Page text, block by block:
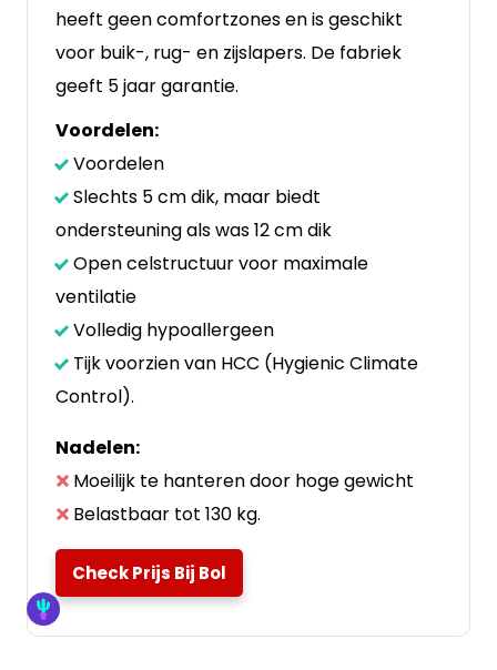
heeft geen comfortzones en is geschikt
voor buik-, rug- en zijslapers. De fabriek
geeft 5 jaar garantie.
Voordelen:
Voordelen
Slechts 5 cm dik, maar biedt
ondersteuning als was 12 cm dik
Open celstructuur voor maximale
ventilatie
Volledig hypoallergeen
Tijk voorzien van HCC (Hygienic Climate
Control).
Nadelen:
Moeilijk te hanteren door hoge gewicht
Belastbaar tot 130 kg.
Check Prijs Bij Bol